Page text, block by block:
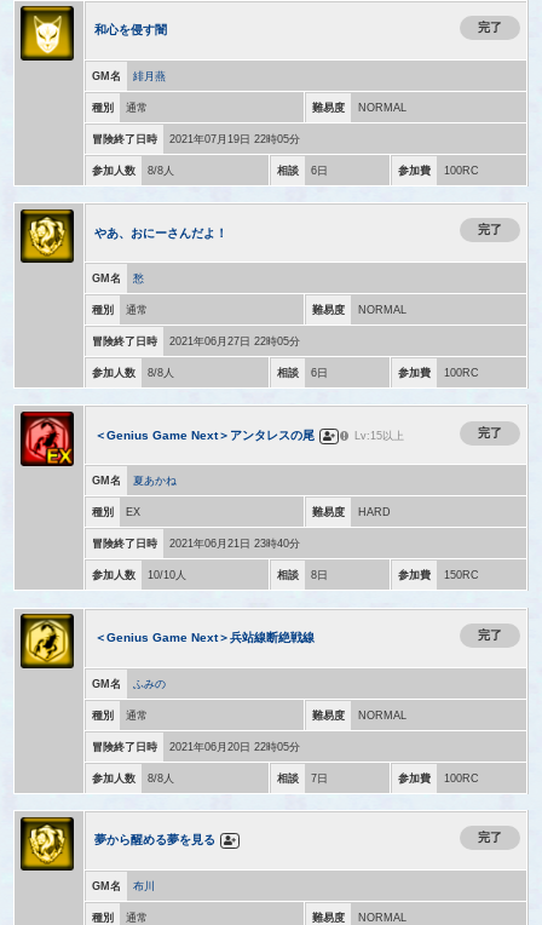
和心を侵す闇 完了
GM名 緋月燕
種別 通常 難易度 NORMAL
冒険終了日時 2021年07月19日 22時05分
参加人数 8/8人 相談 6日 参加費 100RC
やあ、おにーさんだよ！ 完了
GM名 愁
種別 通常 難易度 NORMAL
冒険終了日時 2021年06月27日 22時05分
参加人数 8/8人 相談 6日 参加費 100RC
＜Genius Game Next＞アンタレスの尾 Lv:15以上 完了
GM名 夏あかね
種別 EX 難易度 HARD
冒険終了日時 2021年06月21日 23時40分
参加人数 10/10人 相談 8日 参加費 150RC
＜Genius Game Next＞兵站線断絶戦線 完了
GM名 ふみの
種別 通常 難易度 NORMAL
冒険終了日時 2021年06月20日 22時05分
参加人数 8/8人 相談 7日 参加費 100RC
夢から醒める夢を見る 完了
GM名 布川
種別 通常 難易度 NORMAL